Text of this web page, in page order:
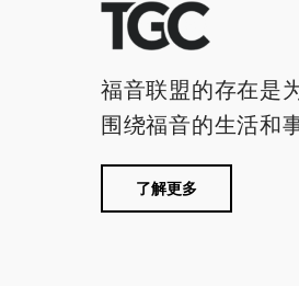
福音联盟的存在是
围绕福音的生活和
了解更多